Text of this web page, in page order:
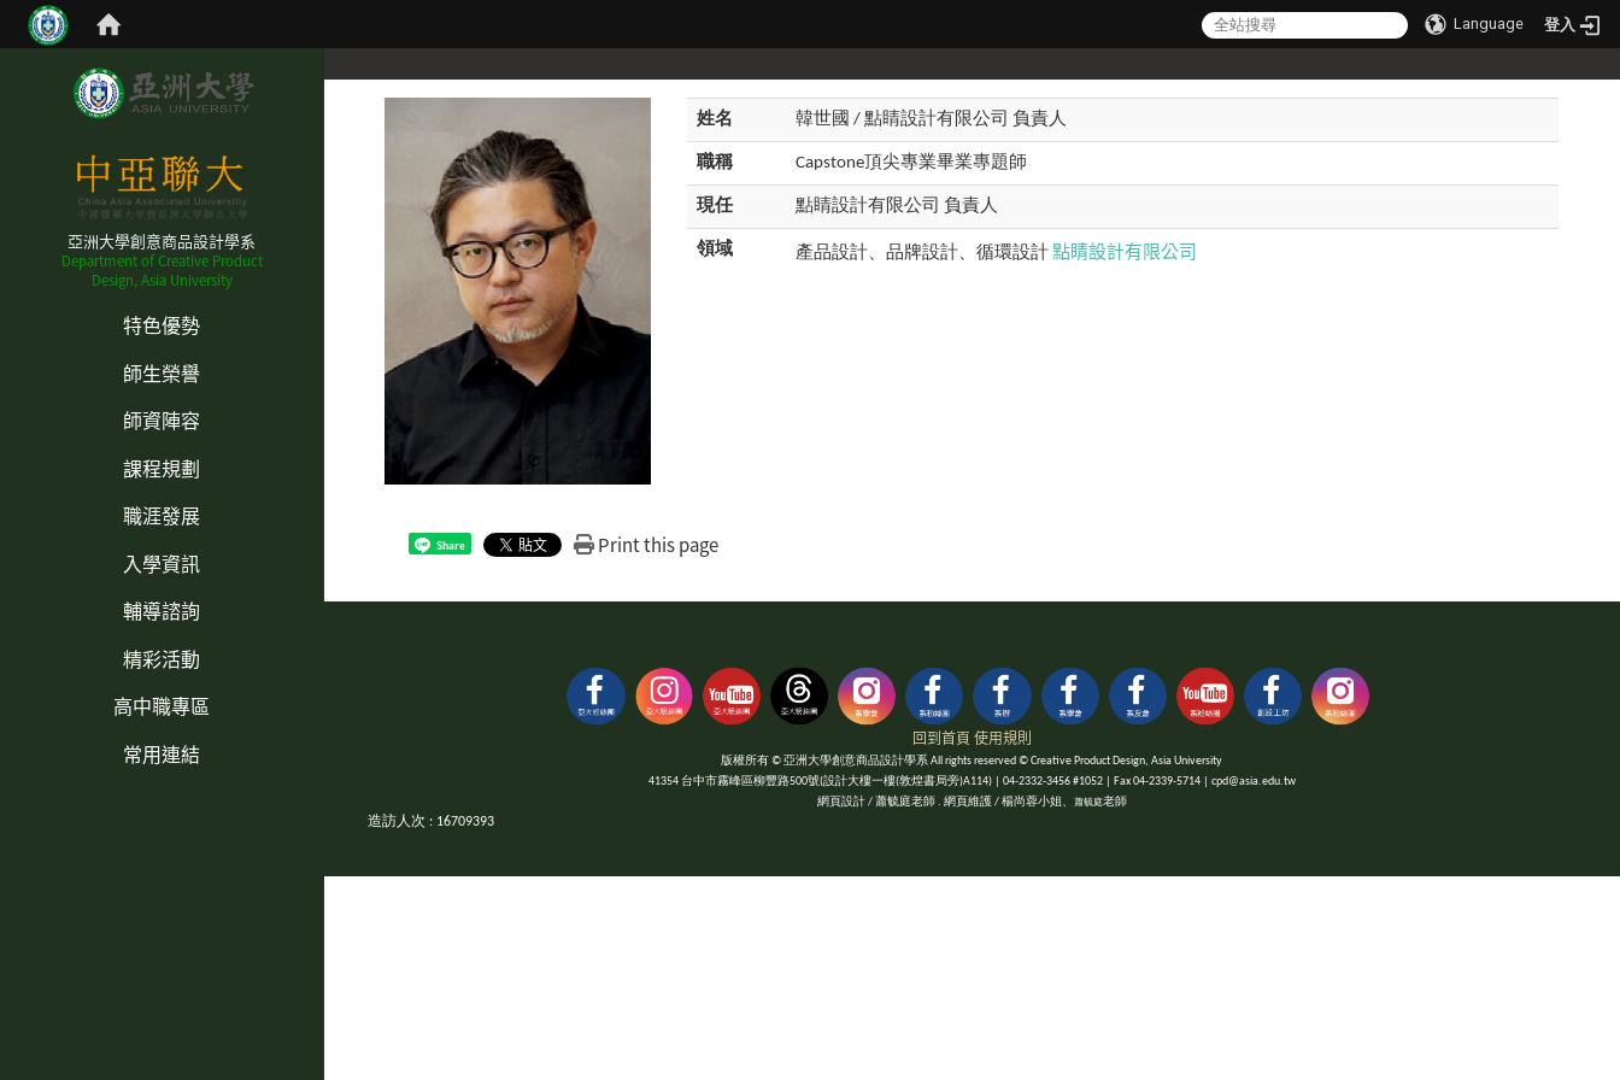
Language 登入
亞洲大學創意商品設計學系
Department of Creative Product
Design, Asia University
特色優勢
師生榮譽
師資陣容
課程規劃
職涯發展
入學資訊
輔導諮詢
精彩活動
高中職專區
常用連結
姓名 韓世國 / 點睛設計有限公司 負責人
職稱 Capstone頂尖專業畢業專題師
現任 點睛設計有限公司 負責人
領域 產品設計、品牌設計、循環設計 點睛設計有限公司
Share Print this page
回到首頁 使用規則
版權所有 © 亞洲大學創意商品設計學系 All rights reserved © Creative Product Design, Asia University
41354 台中市霧峰區柳豐路500號(設計大樓一樓(敦煌書局旁)A114) | 04-2332-3456 #1052 | Fax 04-2339-5714 | cpd@asia.edu.tw
網頁設計 / 蕭毓庭老師 . 網頁維護 / 楊尚蓉小姐、
蕭毓庭老師
造訪人次 : 16709393